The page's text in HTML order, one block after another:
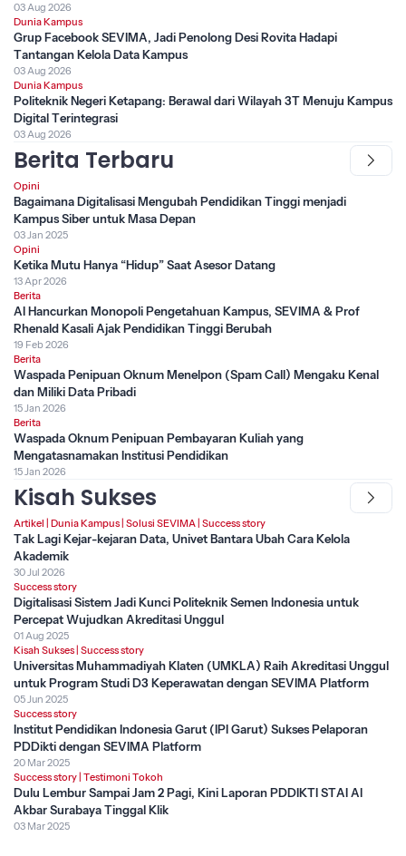
03 Aug 2026
Dunia Kampus
Grup Facebook SEVIMA, Jadi Penolong Desi Rovita Hadapi
Tantangan Kelola Data Kampus
03 Aug 2026
Dunia Kampus
Politeknik Negeri Ketapang: Berawal dari Wilayah 3T Menuju Kampus
Digital Terintegrasi
03 Aug 2026
Berita Terbaru
Opini
Bagaimana Digitalisasi Mengubah Pendidikan Tinggi menjadi
Kampus Siber untuk Masa Depan
03 Jan 2025
Opini
Ketika Mutu Hanya “Hidup” Saat Asesor Datang
13 Apr 2026
Berita
AI Hancurkan Monopoli Pengetahuan Kampus, SEVIMA & Prof
Rhenald Kasali Ajak Pendidikan Tinggi Berubah
19 Feb 2026
Berita
Waspada Penipuan Oknum Menelpon (Spam Call) Mengaku Kenal
dan Miliki Data Pribadi
15 Jan 2026
Berita
Waspada Oknum Penipuan Pembayaran Kuliah yang
Mengatasnamakan Institusi Pendidikan
15 Jan 2026
Kisah Sukses
Artikel Dunia Kampus Solusi SEVIMA Success story
Tak Lagi Kejar-kejaran Data, Univet Bantara Ubah Cara Kelola
Akademik
30 Jul 2026
Success story
Digitalisasi Sistem Jadi Kunci Politeknik Semen Indonesia untuk
Percepat Wujudkan Akreditasi Unggul
01 Aug 2025
Kisah Sukses Success story
Universitas Muhammadiyah Klaten (UMKLA) Raih Akreditasi Unggul
untuk Program Studi D3 Keperawatan dengan SEVIMA Platform
05 Jun 2025
Success story
Institut Pendidikan Indonesia Garut (IPI Garut) Sukses Pelaporan
PDDikti dengan SEVIMA Platform
20 Mar 2025
Success story Testimoni Tokoh
Dulu Lembur Sampai Jam 2 Pagi, Kini Laporan PDDIKTI STAI Al
Akbar Surabaya Tinggal Klik
03 Mar 2025